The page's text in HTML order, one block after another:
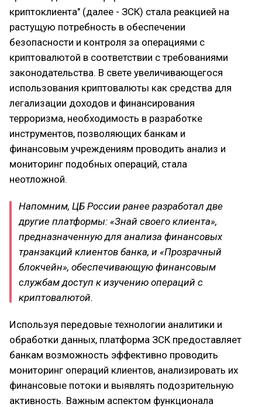
криптоклиента" (далее - ЗСК) стала реакцией на
растущую потребность в обеспечении
безопасности и контроля за операциями с
криптовалютой в соответствии с требованиями
законодательства. В свете увеличивающегося
использования криптовалюты как средства для
легализации доходов и финансирования
терроризма, необходимость в разработке
инструментов, позволяющих банкам и
финансовым учреждениям проводить анализ и
мониторинг подобных операций, стала
неотложной.
Напомним, ЦБ России ранее разработал две
другие платформы: «Знай своего клиента»,
предназначенную для анализа финансовых
транзакций клиентов банка, и «Прозрачный
блокчейн», обеспечивающую финансовым
службам доступ к изучению операций с
криптовалютой.
Используя передовые технологии аналитики и
обработки данных, платформа ЗСК предоставляет
банкам возможность эффективно проводить
мониторинг операций клиентов, анализировать их
финансовые потоки и выявлять подозрительную
активность. Важным аспектом функционала